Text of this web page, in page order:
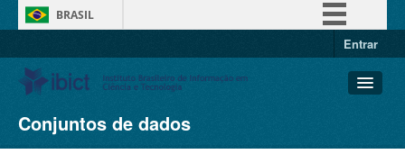
BRASIL
Entrar
Conjuntos de dados
Organizações
Conjuntos de dados